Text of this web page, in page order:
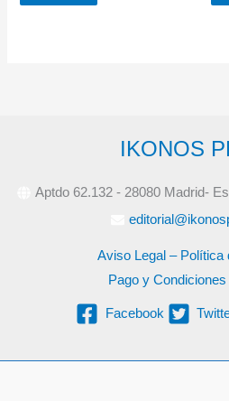
IKONOS
Aptdo 62.132 - 28080 Madrid-
Aviso Legal – Política
Pago y
Facebook